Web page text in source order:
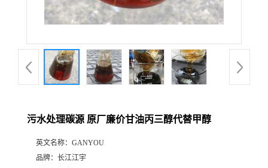
污水处理碳源 原厂廉价甘油丙三醇代替甲醇
英文名称： GANYOU
品牌： 长江江宇